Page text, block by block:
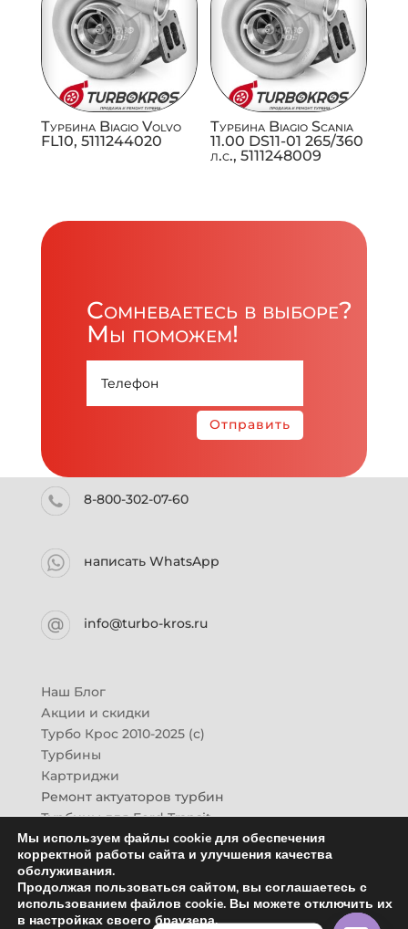
Турбина Biagio Volvo
FL10, 5111244020
Турбина Biagio Scania
11.00 DS11-01 265/360
л.с., 5111248009
Сомневаетесь в выборе?
Мы поможем!
Отправить
8-800-302-07-60
написать WhatsApp
info@turbo-kros.ru
Наш Блог
Акции и скидки
Турбо Крос 2010-2025 (с)
Турбины
Картриджи
Ремонт актуаторов турбин
Турбины для Ford Transit
Турбины для Mazda CX-7
Картридж для ГАЗон-Next
Турбины HINO (Хино)
Купить новую турбину
Контакты
Мы используем файлы cookie для обеспечения
корректной работы сайта и улучшения качества
обслуживания.
Продолжая пользоваться сайтом, вы соглашаетесь с
использованием файлов cookie. Вы можете отключить их
в настройках своего браузера.